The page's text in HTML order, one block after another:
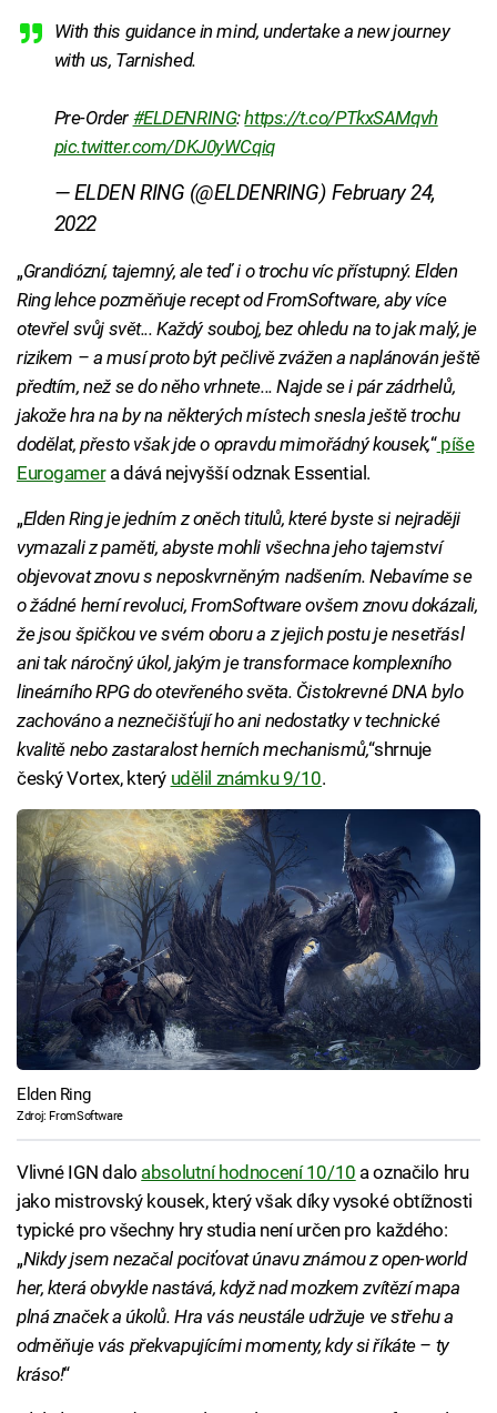
With this guidance in mind, undertake a new journey
with us, Tarnished.
Pre-Order #ELDENRING:https://t.co/PTkxSAMqvh
pic.twitter.com/DKJ0yWCqiq
— ELDEN RING (@ELDENRING) February 24,
2022
„Grandiózní, tajemný, ale teď i o trochu víc přístupný. Elden
Ring lehce pozměňuje recept od FromSoftware, aby více
otevřel svůj svět... Každý souboj, bez ohledu na to jak malý, je
rizikem – a musí proto být pečlivě zvážen a naplánován ještě
předtím, než se do něho vrhnete... Najde se i pár zádrhelů,
jakože hra na by na některých místech snesla ještě trochu
dodělat, přesto však jde o opravdu mimořádný kousek,“píše
Eurogamera dává nejvyšší odznak Essential.
„Elden Ring je jedním z oněch titulů, které byste si nejraději
vymazali z paměti, abyste mohli všechna jeho tajemství
objevovat znovu s neposkvrněným nadšením. Nebavíme se
o žádné herní revoluci, FromSoftware ovšem znovu dokázali,
že jsou špičkou ve svém oboru a z jejich postu je nesetřásl
ani tak náročný úkol, jakým je transformace komplexního
lineárního RPG do otevřeného světa. Čistokrevné DNA bylo
zachováno a neznečišťují ho ani nedostatky v technické
kvalitě nebo zastaralost herních mechanismů,“shrnuje
český Vortex, který udělil známku 9/10.
Elden Ring
Zdroj: FromSoftware
Vlivné IGN dalo absolutní hodnocení 10/10 a označilo hru
jako mistrovský kousek, který však díky vysoké obtížnosti
typické pro všechny hry studia není určen pro každého:
„Nikdy jsem nezačal pociťovat únavu známou z open-world
her, která obvykle nastává, když nad mozkem zvítězí mapa
plná značek a úkolů. Hra vás neustále udržuje ve střehu a
odměňuje vás překvapujícími momenty, kdy si říkáte – ty
kráso!“